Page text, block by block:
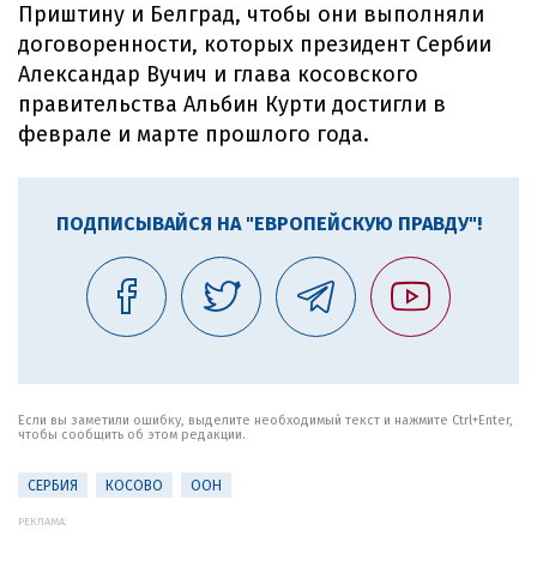
Приштину и Белград, чтобы они выполняли
договоренности, которых президент Сербии
Александар Вучич и глава косовского
правительства Альбин Курти достигли в
феврале и марте прошлого года.
ПОДПИСЫВАЙСЯ НА "ЕВРОПЕЙСКУЮ ПРАВДУ"!
Если вы заметили ошибку, выделите необходимый текст и нажмите Ctrl+Enter,
чтобы сообщить об этом редакции.
СЕРБИЯ КОСОВО ООН
РЕКЛАМА: